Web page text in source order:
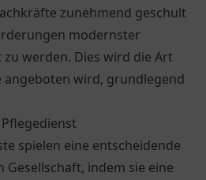
zunehmend geschult
modernster
werden. Dies wird die Art
angeboten wird, grundlegend
spielen eine entscheidende
Gesellschaft, indem sie eine